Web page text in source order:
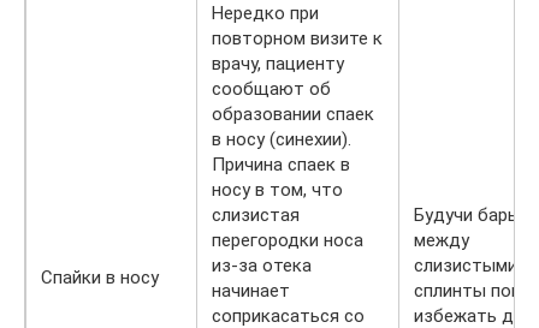
Спайки в носу
Нередко при
повторном визите к
врачу, пациенту
сообщают об
образовании спаек
в носу (синехии).
Причина спаек в
носу в том, что
слизистая
перегородки носа
из-за отека
начинает
соприкасаться со
Будучи
между
слизистыми,
сплинты
избежать